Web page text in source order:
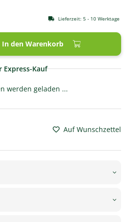
In den Warenkorb
Lieferzeit: 5 - 10 Werktage
Express-Kauf
werden geladen ...
Auf Wunschzettel